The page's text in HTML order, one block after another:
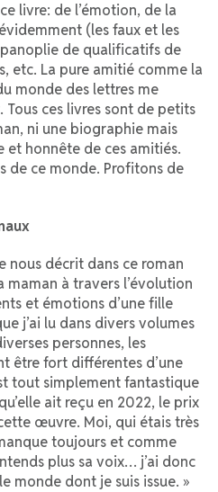
livre: de l’émotion, de la
(les faux et les
de qualificatifs de
etc. La pure amitié comme la
monde des lettres me
ces livres sont de petits
ni une biographie mais
honnête de ces amitiés.
de ce monde. Profitons de
nous décrit dans ce roman
maman à travers l’évolution
et émotions d’une fille
j’ai lu dans divers volumes
personnes, les
être fort différentes d’une
tout simplement fantastique
ait reçu en 2022, le prix
œuvre. Moi, qui étais très
toujours et comme
plus sa voix… j’ai donc
monde dont je suis issue. »